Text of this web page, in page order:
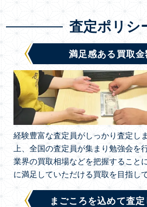
査定ポリシ
満足感ある買取金
経験豊富な査定員がしっかり査定し
上、全国の査定員が集まり勉強会を
業界の買取相場などを把握すること
に満足していただける買取を目指し
まごころを込めて査